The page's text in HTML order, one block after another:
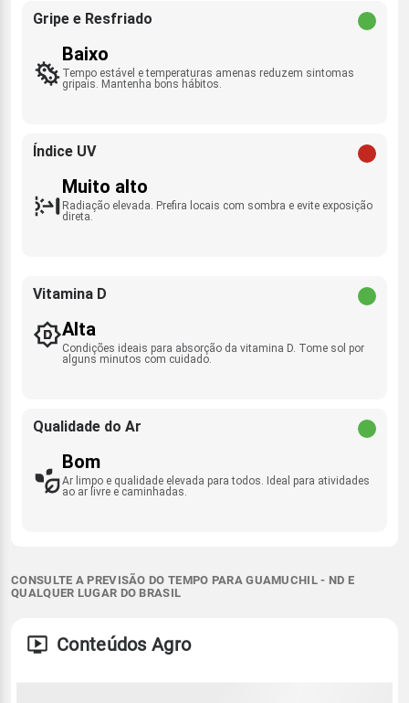
Gripe e Resfriado
Baixo
Tempo estável e temperaturas amenas reduzem sintomas
gripais. Mantenha bons hábitos.
Índice UV
Muito alto
Radiação elevada. Prefira locais com sombra e evite exposição
direta.
Vitamina D
Alta
Condições ideais para absorção da vitamina D. Tome sol por
alguns minutos com cuidado.
Qualidade do Ar
Bom
Ar limpo e qualidade elevada para todos. Ideal para atividades
ao ar livre e caminhadas.
CONSULTE A PREVISÃO DO TEMPO PARA GUAMUCHIL - ND E
QUALQUER LUGAR DO BRASIL
Conteúdos Agro